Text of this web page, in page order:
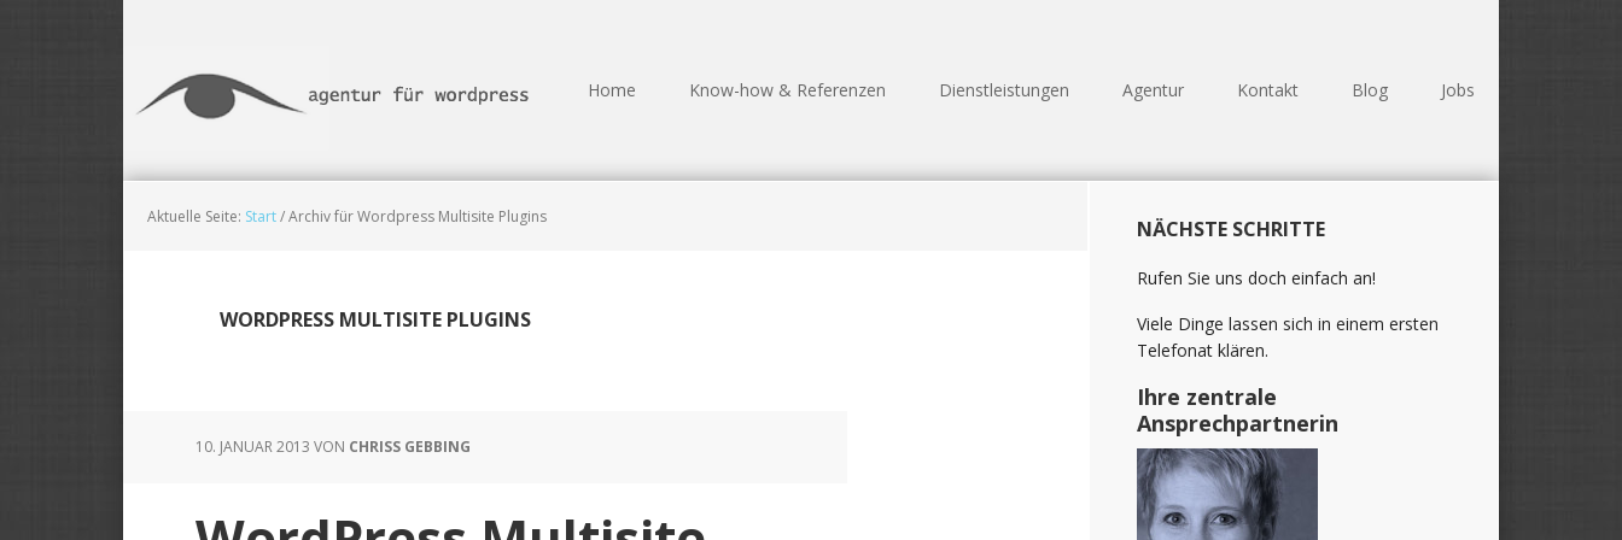
content
Sidebar
springen
springen
Home Know-how & Referenzen Dienstleistungen Agentur Kontakt Blog Jobs
Aktuelle Seite: Start/Archiv für Wordpress Multisite Plugins
WORDPRESS MULTISITE PLUGINS
10. JANUAR 2013 VON CHRISS GEBBING
Sidebar
(Primary)
NÄCHSTE SCHRITTE
Rufen Sie uns doch einfach an!
Viele Dinge lassen sich in einem ersten
Telefonat klären.
Ihre zentrale
Ansprechpartnerin